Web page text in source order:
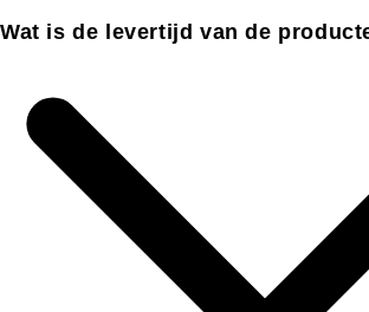
Wat is de levertijd van de